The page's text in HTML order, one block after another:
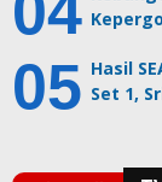
Hasil
Set 1,